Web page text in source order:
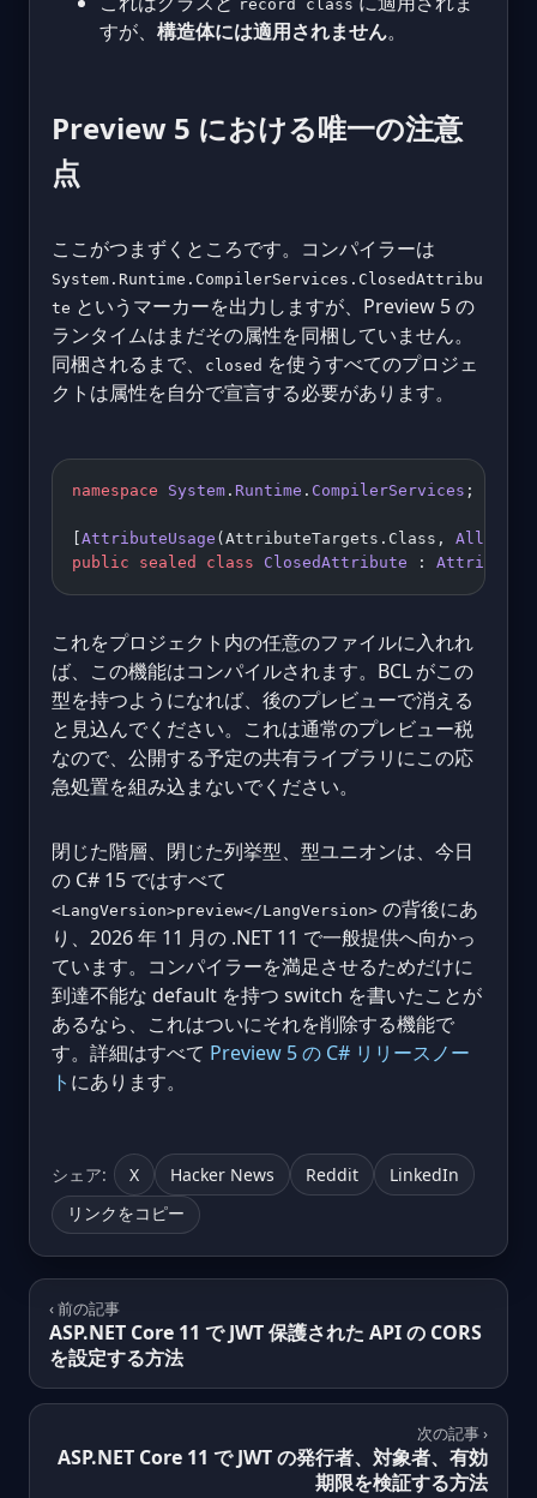
record class
すが、 構造体には適用されません。
Preview 5 における唯一の注意
点
ここがつまずくところです。コンパイラーは
System.Runtime.CompilerServices.ClosedAttribu
te というマーカーを出力しますが、Preview 5 の
ランタイムはまだその属性を同梱していません。
同梱されるまで、
closed を使うすべてのプロジェ
クトは属性を自分で宣言する必要があります。
namespace System . Runtime . CompilerServices ;
AttributeUsage (AttributeTargets.Class,
public sealed class ClosedAttribute : Attribute
これをプロジェクト内の任意のファイルに入れれ
ば、この機能はコンパイルされます。BCL がこの
型を持つようになれば、後のプレビューで消える
と見込んでください。これは通常のプレビュー税
なので、公開する予定の共有ライブラリにこの応
急処置を組み込まないでください。
閉じた階層、閉じた列挙型、型ユニオンは、今日
の C# 15 ではすべて
<LangVersion>preview</LangVersion> の背後にあ
り、2026 年 11 月の .NET 11 で一般提供へ向かっ
ています。コンパイラーを満足させるためだけに
到達不能な default を持つ switch を書いたことが
あるなら、これはついにそれを削除する機能で
す。詳細はすべて Preview 5 の C# リリースノー
ト にあります。
シェア: X Hacker News Reddit LinkedIn
リンクをコピー
‹ 前の記事
ASP.NET Core 11 で JWT 保護された API の CORS
を設定する方法
次の記事 ›
ASP.NET Core 11 で JWT の発行者、対象者、有効
期限を検証する方法